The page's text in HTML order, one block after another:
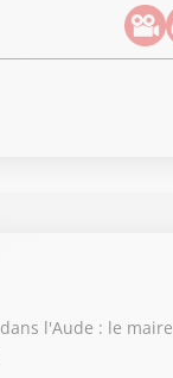
l'Aude : le maire